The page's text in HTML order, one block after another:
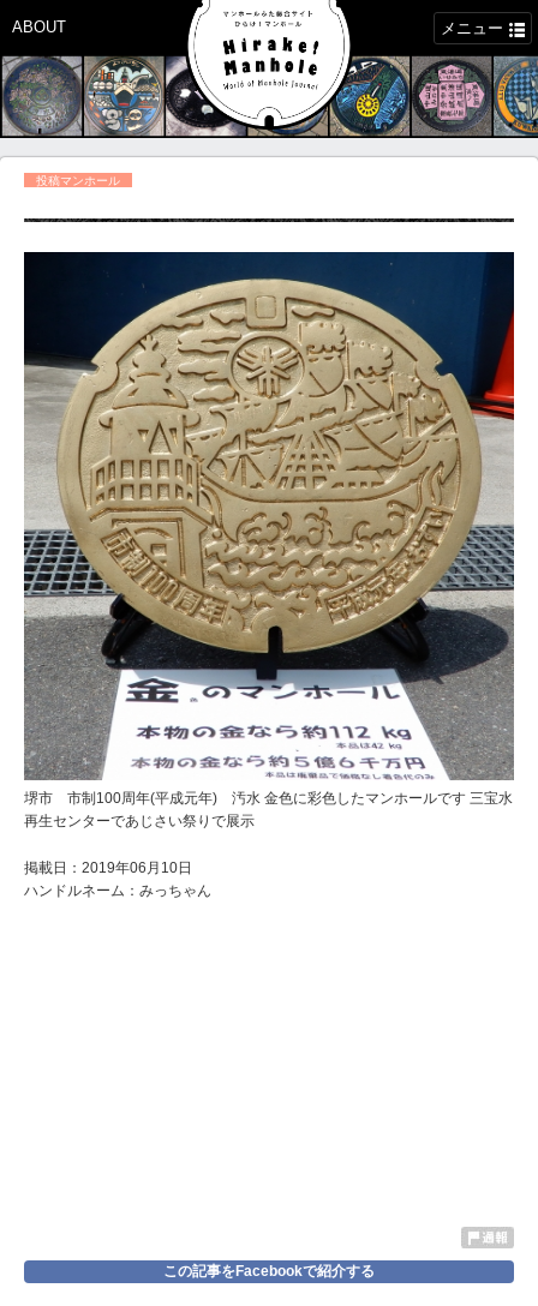
ABOUT メニュー
投稿マンホール
堺市 市制100周年(平成元年) 汚水 金色に彩色したマンホールです 三宝水
再生センターであじさい祭りで展示
掲載日：2019年06月10日
ハンドルネーム：みっちゃん
この記事をFacebookで紹介する